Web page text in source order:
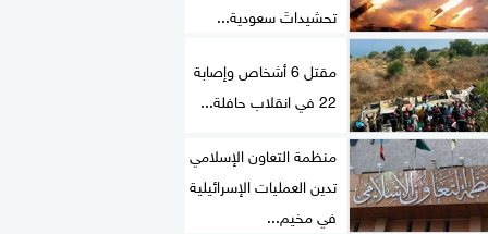
تحشيداتَ سعودية...
مقتل 6 أشخاص وإصابة
22 في انقلاب حافلة...
منظمة التعاون الإسلامي
تدين العمليات الإسرائيلية
في مخيم...